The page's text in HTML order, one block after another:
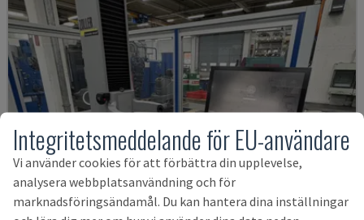
Integritetsmeddelande för EU-användare
Vi använder cookies för att förbättra din upplevelse,
analysera webbplatsanvändning och för
marknadsföringsändamål. Du kan hantera dina inställningar